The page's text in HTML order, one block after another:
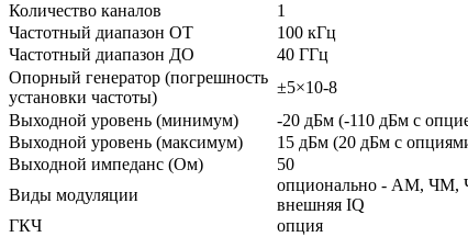
Количество каналов
1
Частотный диапазон ОТ
100 кГц
Частотный диапазон ДО
40 ГГц
Опорный генератор (погрешность
установки частоты)
±5×10-8
Выходной уровень (минимум)
-20 дБм (-110 дБм с
Выходной уровень (максимум)
15 дБм (20 дБм с
Выходной импеданс (Ом)
50
Виды модуляции
опционально - АМ, ЧМ,
внешняя IQ
ГКЧ
опция